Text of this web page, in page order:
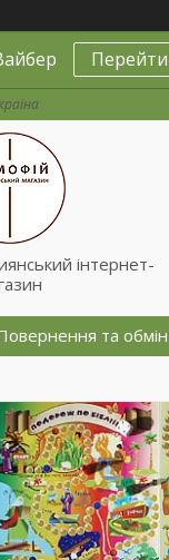
Перейти
інтернет-
та обмін